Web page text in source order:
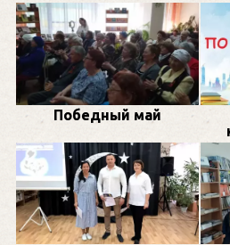
Победный май